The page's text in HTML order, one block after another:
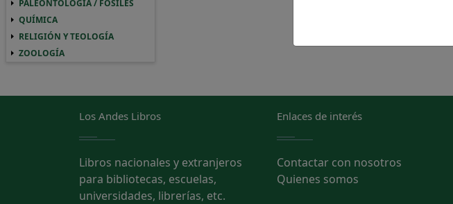
PALEONTOLOGÍA / FÓSILES
QUÍMICA
RELIGIÓN Y TEOLOGÍA
ZOOLOGÍA
Los Andes Libros
Libros nacionales y extranjeros
para bibliotecas, escuelas,
universidades, librerías, etc.
Enlaces de interés
Contactar con nosotros
Quienes somos